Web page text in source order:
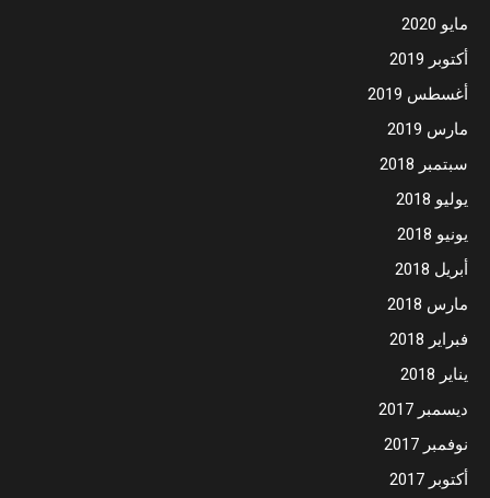
مايو 2020
أكتوبر 2019
أغسطس 2019
مارس 2019
سبتمبر 2018
يوليو 2018
يونيو 2018
أبريل 2018
مارس 2018
فبراير 2018
يناير 2018
ديسمبر 2017
نوفمبر 2017
أكتوبر 2017